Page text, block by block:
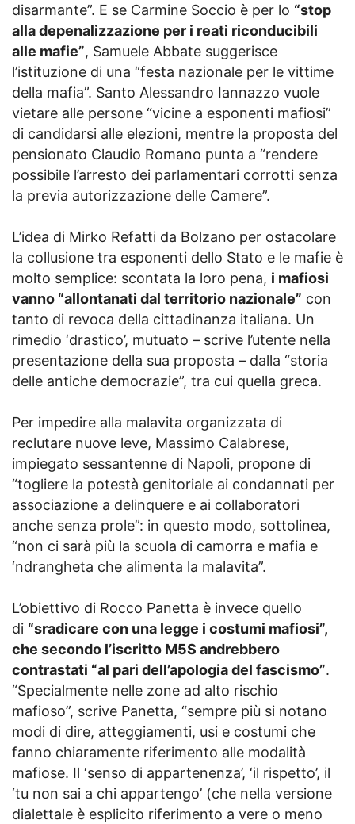
disarmante”. E se Carmine Soccio è per lo “stop
alla depenalizzazione per i reati riconducibili
alle mafie”, Samuele Abbate suggerisce
l’istituzione di una “festa nazionale per le vittime
della mafia”. Santo Alessandro Iannazzo vuole
vietare alle persone “vicine a esponenti mafiosi”
di candidarsi alle elezioni, mentre la proposta del
pensionato Claudio Romano punta a “rendere
possibile l’arresto dei parlamentari corrotti senza
la previa autorizzazione delle Camere”.
L’idea di Mirko Refatti da Bolzano per ostacolare
la collusione tra esponenti dello Stato e le mafie è
molto semplice: scontata la loro pena, i mafiosi
vanno “allontanati dal territorio nazionale” con
tanto di revoca della cittadinanza italiana. Un
rimedio ‘drastico’, mutuato – scrive l’utente nella
presentazione della sua proposta – dalla “storia
delle antiche democrazie”, tra cui quella greca.
Per impedire alla malavita organizzata di
reclutare nuove leve, Massimo Calabrese,
impiegato sessantenne di Napoli, propone di
“togliere la potestà genitoriale ai condannati per
associazione a delinquere e ai collaboratori
anche senza prole”: in questo modo, sottolinea,
“non ci sarà più la scuola di camorra e mafia e
‘ndrangheta che alimenta la malavita”.
L’obiettivo di Rocco Panetta è invece quello
di “sradicare con una legge i costumi mafiosi”,
che secondo l’iscritto M5S andrebbero
contrastati “al pari dell’apologia del fascismo”.
“Specialmente nelle zone ad alto rischio
mafioso”, scrive Panetta, “sempre più si notano
modi di dire, atteggiamenti, usi e costumi che
fanno chiaramente riferimento alle modalità
mafiose. Il ‘senso di appartenenza’, ‘il rispetto’, il
‘tu non sai a chi appartengo’ (che nella versione
dialettale è esplicito riferimento a vere o meno